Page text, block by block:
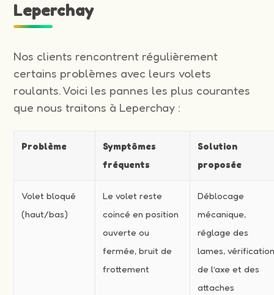
Leperchay
Nos clients rencontrent régulièrement
certains problèmes avec leurs volets
roulants. Voici les pannes les plus courantes
que nous traitons à Leperchay :
Problème
Symptômes
fréquents
Solution
proposée
Volet bloqué
(haut/bas)
Le volet reste
coincé en position
ouverte ou
fermée, bruit de
frottement
Déblocage
mécanique,
réglage des
lames,
de l’axe et des
attaches